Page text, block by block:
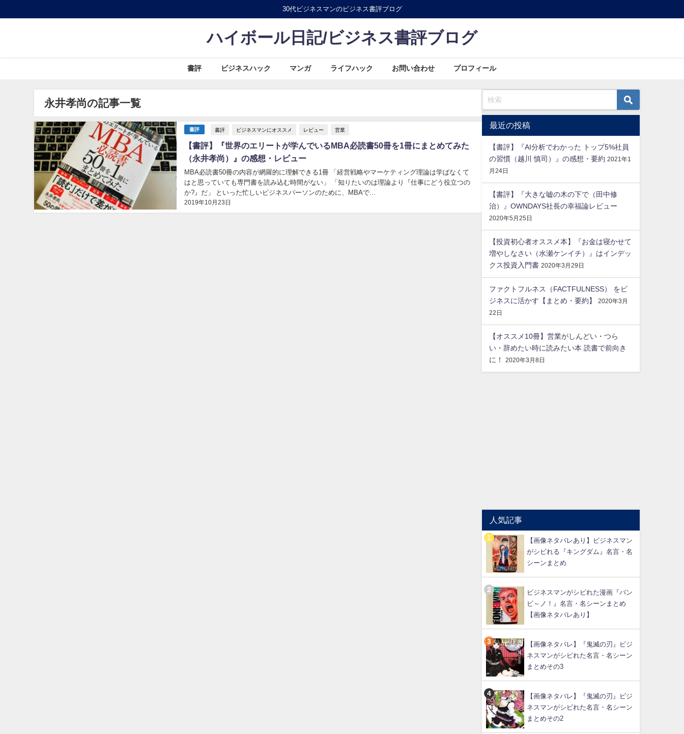
30代ビジネスマンのビジネス書評ブログ
ハイボール日記/ビジネス書評ブログ
書評 ビジネスハック マンガ ライフハック お問い合わせ プロフィール
永井孝尚の記事一覧
書評 書評 ビジネスマンにオススメ レビュー 営業
【書評】『世界のエリートが学んでいるMBA必読書50冊を1冊にまとめてみた
（永井孝尚）』の感想・レビュー
2019年10月23日
MBA必読書50冊の内容が網羅的に理解できる1冊 「経営戦略やマーケティング理論は学ばなくて
はと思っていても専門書を読み込む時間がない」 「知りたいのは理論より『仕事にどう役立つの
か?』だ」 といった忙しいビジネスパーソンのために、MBAで...
最近の投稿
【書評】『AI分析でわかった トップ5%社員
の習慣（越川 慎司）』の感想・要約 2021年1
月24日
【書評】『大きな嘘の木の下で（田中修
治）』OWNDAYS社長の幸福論レビュー
2020年5月25日
【投資初心者オススメ本】『お金は寝かせて
増やしなさい（水瀬ケンイチ）』はインデッ
クス投資入門書 2020年3月29日
ファクトフルネス（FACTFULNESS） をビ
ジネスに活かす【まとめ・要約】
2020年3月
22日
【オススメ10冊】営業がしんどい・つら
い・辞めたい時に読みたい本 読書で前向き
に！
2020年3月8日
人気記事
【画像ネタバレあり】ビジネスマン
がシビれる『キングダム』名言・名
シーンまとめ
ビジネスマンがシビれた漫画『バン
ビ～ノ！』名言・名シーンまとめ
【画像ネタバレあり】
【画像ネタバレ】『鬼滅の刃』ビジ
ネスマンがシビれた名言・名シーン
まとめその3
【画像ネタバレ】『鬼滅の刃』ビジ
ネスマンがシビれた名言・名シーン
まとめその2